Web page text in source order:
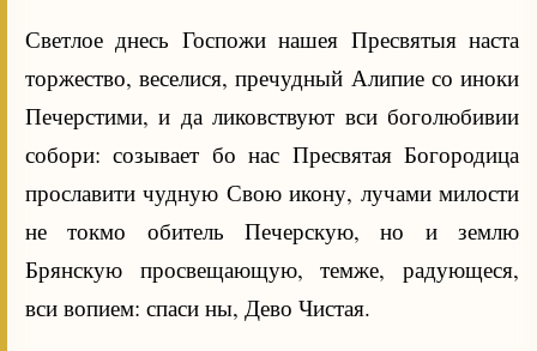
Светлое днесь Госпожи нашея Пресвятыя наста
торжество, веселися, пречудный Алипие со иноки
Печерстими, и да ликовствуют вси боголюбивии
собори: созывает бо нас Пресвятая Богородица
прославити чудную Свою икону, лучами милости
не токмо обитель Печерскую, но и землю
Брянскую просвещающую, темже, радующеся,
вси вопием: спаси ны, Дево Чистая.